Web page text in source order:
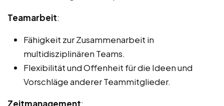
Teamarbeit:
Fähigkeit zur Zusammenarbeit in
multidisziplinären Teams.
Flexibilität und Offenheit für die Ideen und
Vorschläge anderer Teammitglieder.
Zeitmanagement: